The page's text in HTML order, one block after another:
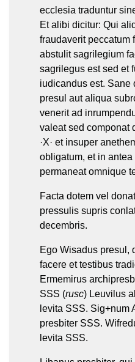
ecclesia traduntur
Et alibi dicitur: Qui
fraudaverit peccatum
abstulit sagrilegium
sagrilegus est sed et
iudicandus est. Sane
presul aut aliqua
venerit ad
valeat sed componat
·X· et insuper
obligatum, et in
permaneat omnique
Facta dotem vel
pressulis supris
decembris.
Ego Wisadus presul,
facere et testibus
Ermemirus
SSS (rusc) Leuvilus
levita SSS. Sig+num
presbiter SSS.
levita SSS.